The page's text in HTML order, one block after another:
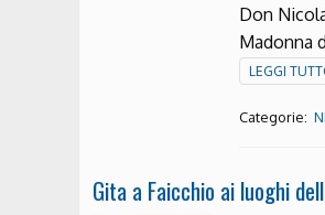
Don
Madonna
LEGGI
Categorie:
Gita a Faicchio ai luoghi